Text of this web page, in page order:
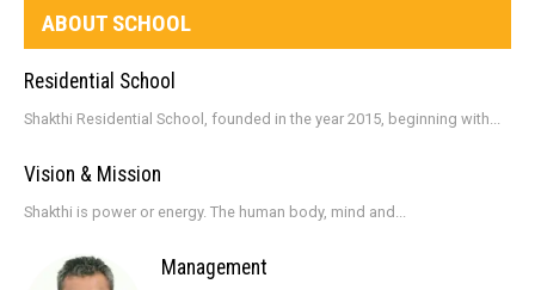
ABOUT SCHOOL
Residential School
Shakthi Residential School, founded in the year 2015, beginning with...
Vision & Mission
Shakthi is power or energy. The human body, mind and...
Management